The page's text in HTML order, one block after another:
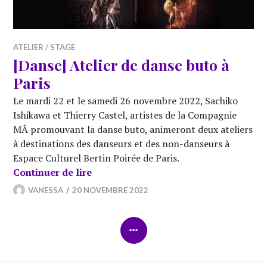
ATELIER / STAGE
[Danse] Atelier de danse buto à
Paris
Le mardi 22 et le samedi 26 novembre 2022, Sachiko
Ishikawa et Thierry Castel, artistes de la Compagnie
MÂ promouvant la danse buto, animeront deux ateliers
à destinations des danseurs et des non-danseurs à
Espace Culturel Bertin Poirée de Paris.
Continuer de lire[Danse] Atelier de danse buto à Paris
VANESSA 20 NOVEMBRE 2022
COLONNE